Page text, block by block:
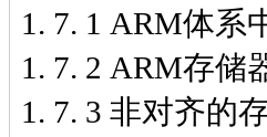
1. 7. 1 ARM体系
1. 7. 2 ARM存储
1. 7. 3 非对齐的